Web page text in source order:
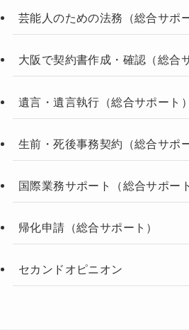
芸能人のための法務（総合サポ
大阪で契約書作成・確認（総合
遺言・遺言執行（総合サポート）
生前・死後事務契約（総合サポ
国際業務サポート（総合サポート
帰化申請（総合サポート）
セカンドオピニオン